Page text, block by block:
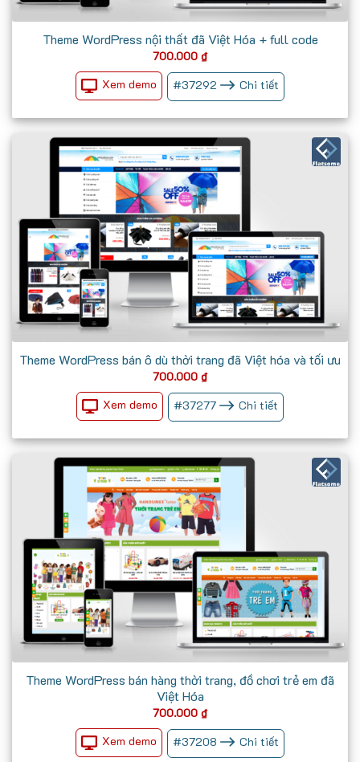
Theme WordPress nội thất đã Việt Hóa + full code
700.000 ₫
Xem demo #37292 Chi tiết
Theme WordPress bán ô dù thời trang đã Việt hóa và tối ưu
700.000 ₫
Xem demo #37277 Chi tiết
Theme WordPress bán hàng thời trang, đồ chơi trẻ em đã
Việt Hóa
700.000 ₫
Xem demo #37208 Chi tiết